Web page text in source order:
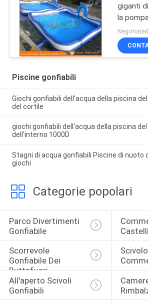
giganti
la
anni di
Piscine gonfiabili
Giochi gonfiabili dell'acqua della piscina
del cortile
giochi gonfiabili dell'acqua della piscina
dell'interno 1000D
Stagni di acqua gonfiabili Piscine di nuoto
giochi
Categorie popolari
Parco Divertimenti
Gonfiabile
Scorrevole
Gonfiabile Dei
Buttafuori
All'aperto Scivoli
Gonfiabili